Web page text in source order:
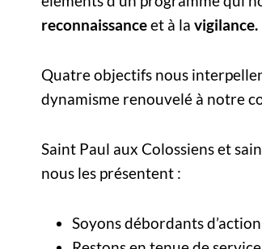
reconnaissanceet à la vigilance.
Quatre objectifs nous
dynamisme renouvelé à notre
Saint Paul aux Colossiens et
nous les présentent :
Soyons débordants